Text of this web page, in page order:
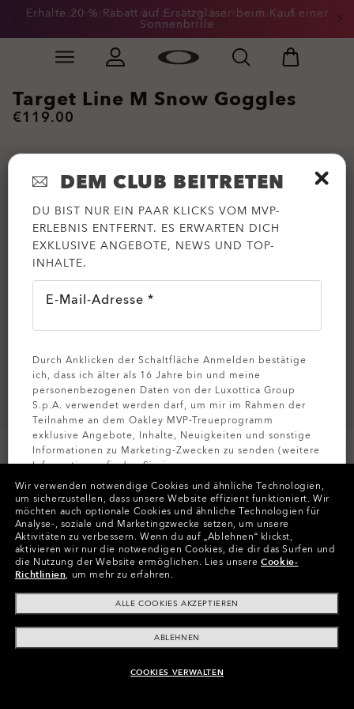
Skip to
Summer-Sale: Bis zu -50% auf Kleidung &
Accessoires
Erhalte 20 % Rabatt auf Ersatzgläser beim Kauf einer
Sonnenbrille
Slide 3 of 3. Erhalte 20 % Rabatt auf Ersatzgläser
ZUM WARENKORB HINZUFÜGEN
Target Line M Snow Goggles
€119.00
Farben (15) Gläser High Intensity Yellow,
BandMatte Black
In Raten zahlen
Wir verwenden notwendige Cookies und ähnliche Technologien,
um sicherzustellen, dass unsere Website effizient funktioniert. Wir
möchten auch optionale Cookies und ähnliche Technologien für
Analyse-, soziale und Marketingzwecke setzen, um unsere
Aktivitäten zu verbessern. Wenn du auf „Ablehnen“ klickst,
aktivieren wir nur die notwendigen Cookies, die dir das Surfen und
die Nutzung der Website ermöglichen. Lies unsereCookie-
Richtlinien, um mehr zu erfahren.
ALLE COOKIES AKZEPTIEREN
ABLEHNEN
COOKIES VERWALTEN
DEM CLUB BEITRETEN
DU BIST NUR EIN PAAR KLICKS VOM MVP-
ERLEBNIS ENTFERNT. ES ERWARTEN DICH
EXKLUSIVE ANGEBOTE, NEWS UND TOP-
INHALTE.
E-Mail-Adresse *
Durch Anklicken der Schaltfläche Anmelden bestätige
ich, dass ich älter als 16 Jahre bin und meine
personenbezogenen Daten von der Luxottica Group
S.p.A. verwendet werden darf, um mir im Rahmen der
Teilnahme an dem Oakley MVP-Treueprogramm
exklusive Angebote, Inhalte, Neuigkeiten und sonstige
Informationen zu Marketing-Zwecken zu senden (weitere
Informationen finden Sie in unserer
Datenschutzbestimmungen ).
MELDEN SIE